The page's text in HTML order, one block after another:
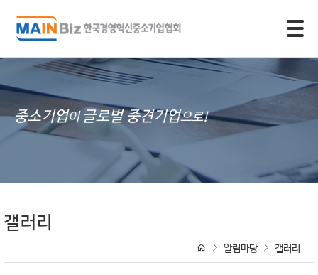
중소기업이 글로벌 중견기업으로!
갤러리
알림마당 갤러리